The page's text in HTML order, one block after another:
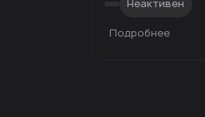
Неактивен
Подробнее